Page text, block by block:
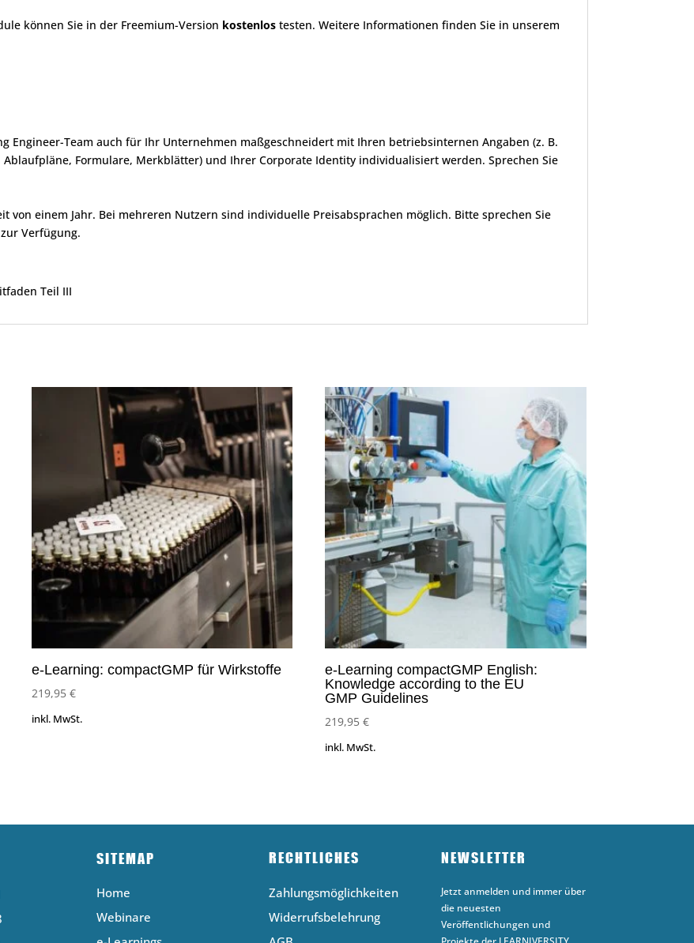
können Sie in der Freemium-Version kostenlos testen. Weitere Informationen finden Sie in unserem
Engineer-Team auch für Ihr Unternehmen maßgeschneidert mit Ihren betriebsinternen Angaben (z. B.
Ablaufpläne, Formulare, Merkblätter) und Ihrer Corporate Identity individualisiert werden. Sprechen Sie
von einem Jahr. Bei mehreren Nutzern sind individuelle Preisabsprachen möglich. Bitte sprechen Sie
Verfügung.
Teil III
e-Learning: compactGMP für Wirkstoffe
219,95 €
inkl. MwSt.
e-Learning compactGMP English:
Knowledge according to the EU
GMP Guidelines
219,95€
inkl. MwSt.
SITEMAP
Home
Webinare
RECHTLICHES
Zahlungsmöglichkeiten
Widerrufsbelehrung
NEWSLETTER
Jetzt anmelden und immer über
die neuesten
Veröffentlichungen und